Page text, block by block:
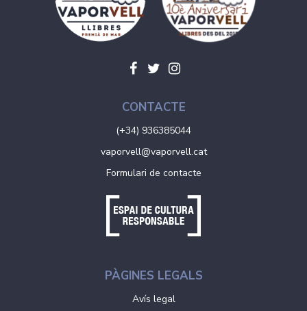
CONTACTE
(+34) 936385044
vaporvell@vaporvell.cat
Formulari de contacte
PÀGINES LEGALS
Avís legal